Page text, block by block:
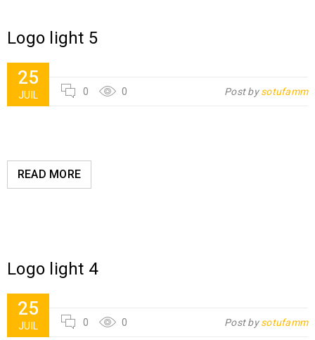
Logo light 5
25
JUIL 0 0 Post bysotufamm
READ MORE
Logo light 4
25
JUIL 0 0 Post bysotufamm